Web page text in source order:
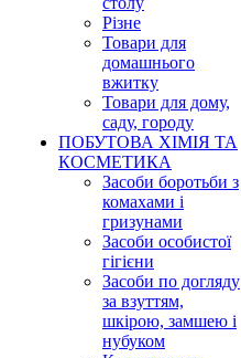
Різне
Товари для
домашнього
вжитку
Товари для дому,
саду, городу
ПОБУТОВА ХІМІЯ ТА
КОСМЕТИКА
Засоби боротьби з
комахами і
гризунами
Засоби особистої
гігієни
Засоби по догляду
за взуттям,
шкірою, замшею і
нубуком